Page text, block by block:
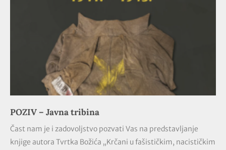
POZIV – Javna tribina
Čast nam je i zadovoljstvo pozvati Vas na predstavljanje
knjige autora Tvrtka Božića „Krčani u fašističkim, nacističkim